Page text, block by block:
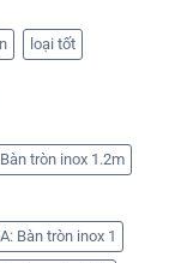
loại tốt
tròn inox 1.2m
Bàn tròn inox 1